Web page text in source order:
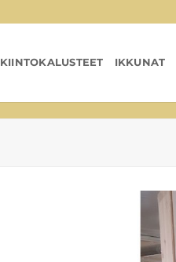
KIINTOKALUSTEET IKKUNAT